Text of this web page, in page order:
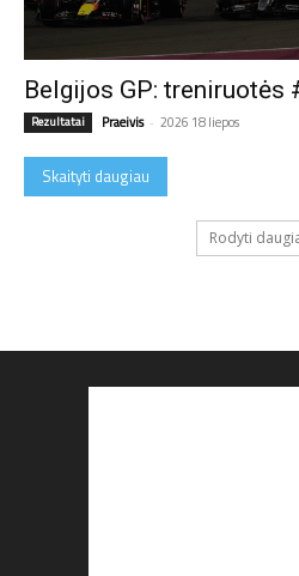
Belgijos GP: treniruotės
Rezultatai Praeivis - 2026 18 liepos
Skaityti daugiau
Rodyti